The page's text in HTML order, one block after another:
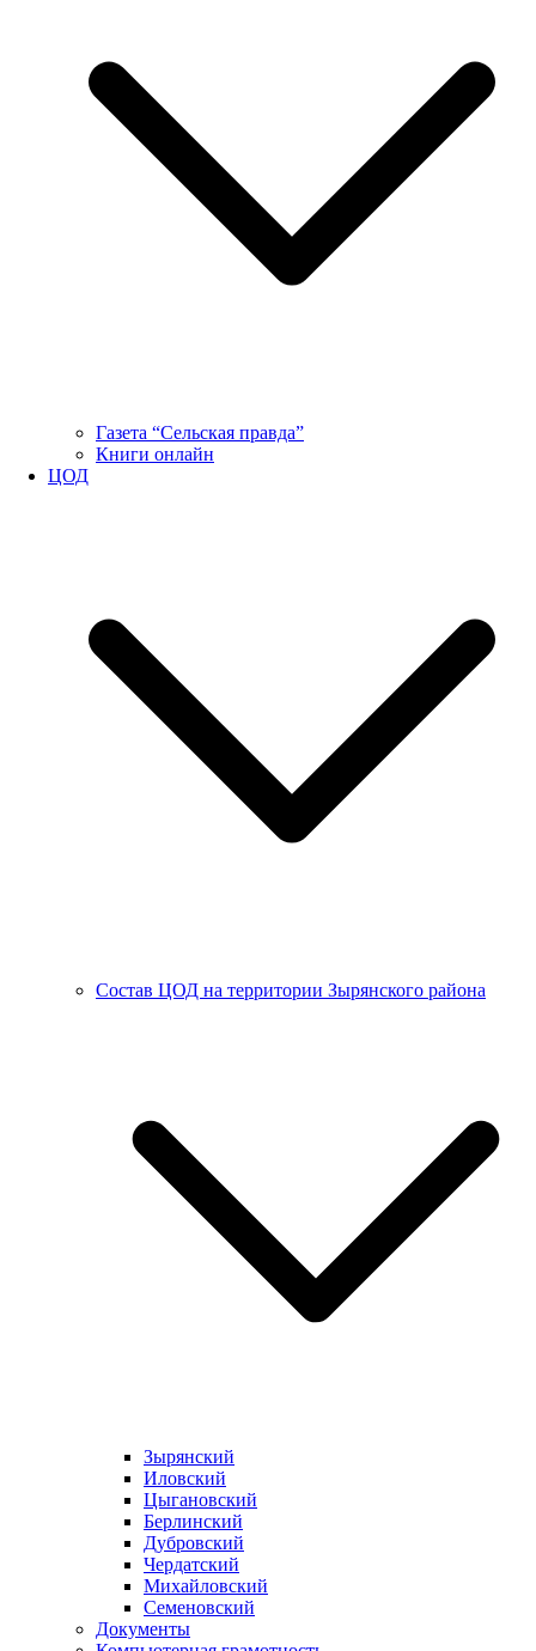
Газета “Сельская правда”
Книги онлайн
ЦОД
Состав ЦОД на территории Зырянского района
Зырянский
Иловский
Цыгановский
Берлинский
Дубровский
Чердатский
Михайловский
Семеновский
Документы